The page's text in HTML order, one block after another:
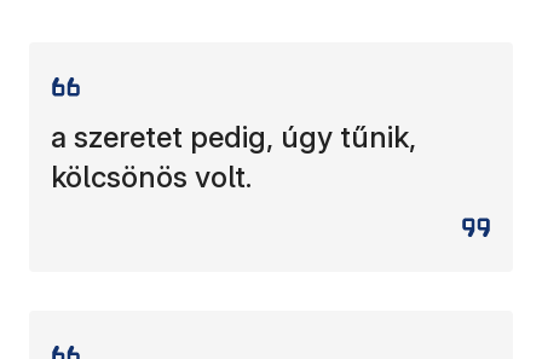
a szeretet pedig, úgy tűnik,
kölcsönös volt.